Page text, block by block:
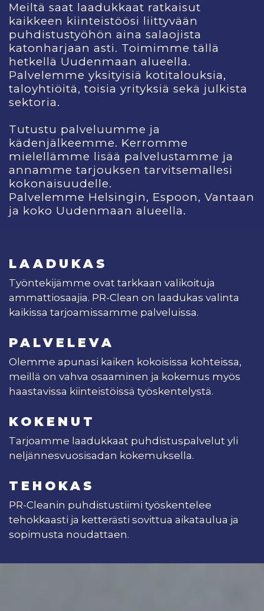
Meiltä saat laadukkaat ratkaisut
kaikkeen kiinteistöösi liittyvään
puhdistustyöhön aina salaojista
katonharjaan asti. Toimimme tällä
hetkellä Uudenmaan alueella.
Palvelemme yksityisiä kotitalouksia,
taloyhtiöitä, toisia yrityksiä sekä julkista
sektoria.
Tutustu palveluumme ja
kädenjälkeemme. Kerromme
mielellämme lisää palvelustamme ja
annamme tarjouksen tarvitsemallesi
kokonaisuudelle.
Palvelemme Helsingin, Espoon, Vantaan
ja koko Uudenmaan alueella.
LAADUKAS
Työntekijämme ovat tarkkaan valikoituja
ammattiosaajia. PR-Clean on laadukas valinta
kaikissa tarjoamissamme palveluissa.
PALVELEVA
Olemme apunasi kaiken kokoisissa kohteissa,
meillä on vahva osaaminen ja kokemus myös
haastavissa kiinteistöissä työskentelystä.
KOKENUT
Tarjoamme laadukkaat puhdistuspalvelut yli
neljännesvuosisadan kokemuksella.
TEHOKAS
PR-Cleanin puhdistustiimi työskentelee
tehokkaasti ja ketterästi sovittua aikataulua ja
sopimusta noudattaen.